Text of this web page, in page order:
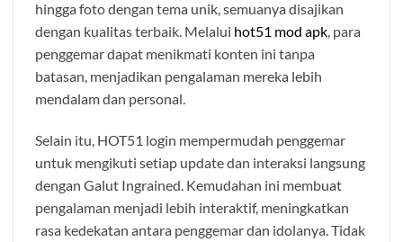
hingga foto dengan tema unik, semuanya disajikan
dengan kualitas terbaik. Melalui hot51 mod apk, para
penggemar dapat menikmati konten ini tanpa
batasan, menjadikan pengalaman mereka lebih
mendalam dan personal.
Selain itu, HOT51 login mempermudah penggemar
untuk mengikuti setiap update dan interaksi langsung
dengan Galut Ingrained. Kemudahan ini membuat
pengalaman menjadi lebih interaktif, meningkatkan
rasa kedekatan antara penggemar dan idolanya. Tidak